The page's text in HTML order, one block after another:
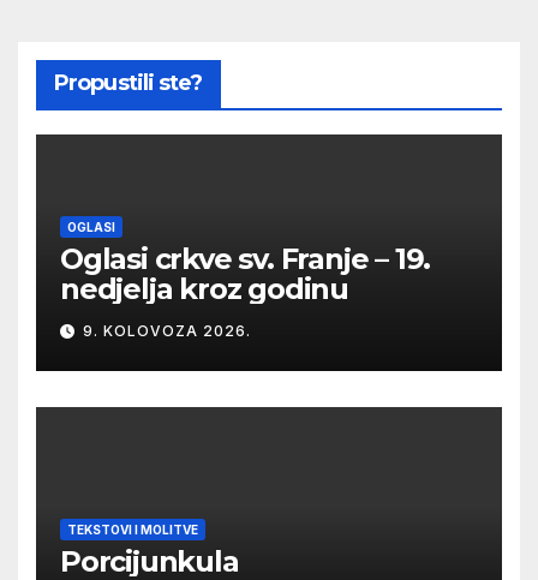
Propustili ste?
OGLASI
Oglasi crkve sv. Franje – 19.
nedjelja kroz godinu
9. KOLOVOZA 2026.
TEKSTOVI I MOLITVE
Porcijunkula